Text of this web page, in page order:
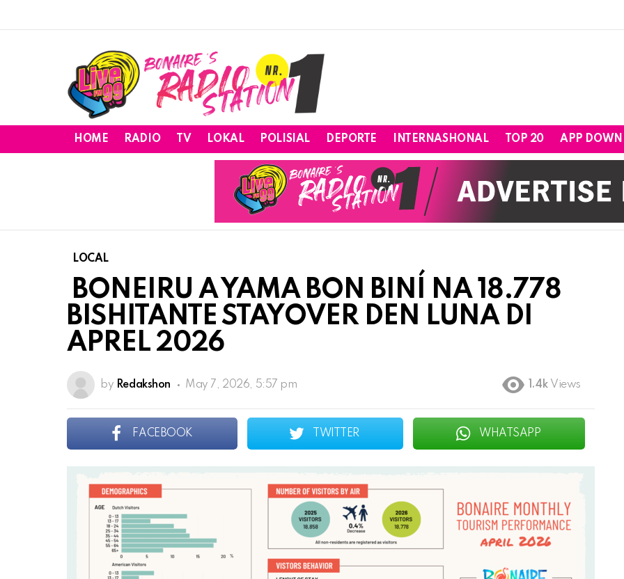
HOME RADIO TV LOKAL POLISIAL DEPORTE INTERNASHONAL TOP 20 APP
LOCAL
BONEIRU A YAMA BON BINÍ NA 18.778
BISHITANTE STAYOVER DEN LUNA DI
APREL 2026
by Redakshon May 7, 2026, 5:57 pm 1.4k Views
FACEBOOK TWITTER WHATSAPP